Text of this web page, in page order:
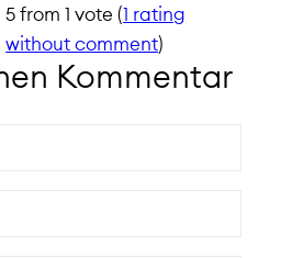
5 from 1 vote (1 rating
without comment)
Kommentar